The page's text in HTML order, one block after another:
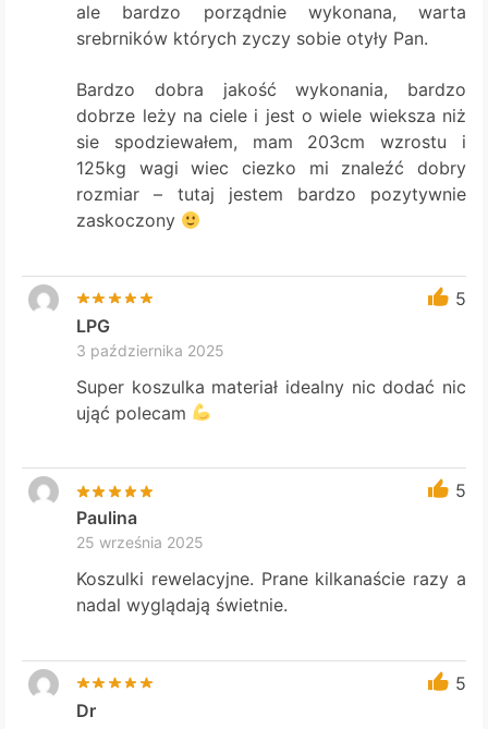
ale bardzo porządnie wykonana, warta
srebrników których zyczy sobie otyły Pan.
Bardzo dobra jakość wykonania, bardzo
dobrze leży na ciele i jest o wiele wieksza niż
sie spodziewałem, mam 203cm wzrostu i
125kg wagi wiec ciezko mi znaleźć dobry
rozmiar – tutaj jestem bardzo pozytywnie
zaskoczony
5
LPG
3 października 2025
Super koszulka materiał idealny nic dodać nic
ująć polecam
5
Paulina
25 września 2025
Koszulki rewelacyjne. Prane kilkanaście razy a
nadal wyglądają świetnie.
5
Dr